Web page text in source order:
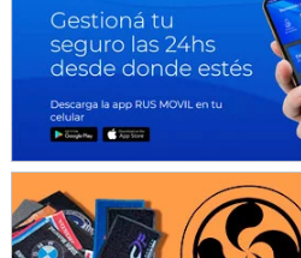
KDO - F6
Ciudad de Trenque Lauquen (Asfalto)
ENTRERRIANO - F6 (POSTERGADA)
VICTORIENSE - F7
El Cerro (Tierra)